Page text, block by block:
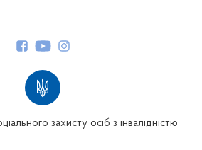
захисту осіб з інвалідністю